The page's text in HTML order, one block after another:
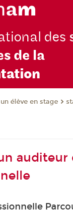
des
de la
élève en stage
auditeur